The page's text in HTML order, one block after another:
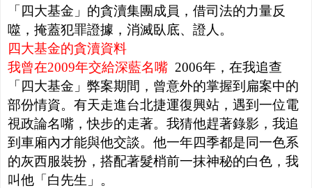
「四大基金」的貪瀆集團成員，借司法的力量反
噬，掩蓋犯罪證據，消滅臥底、證人。
四大基金的貪瀆資料
我曾在2009年交給深藍名嘴 2006年，在我追查
「四大基金」弊案期間，曾意外的掌握到扁案中的
部份情資。有天走進台北捷運復興站，遇到一位電
視政論名嘴，快步的走著。我猜他趕著錄影，我追
到車廂內才能與他交談。他一年四季都是同一色系
的灰西服裝扮，搭配著髮梢前一抹神秘的白色，我
叫他「白先生」。